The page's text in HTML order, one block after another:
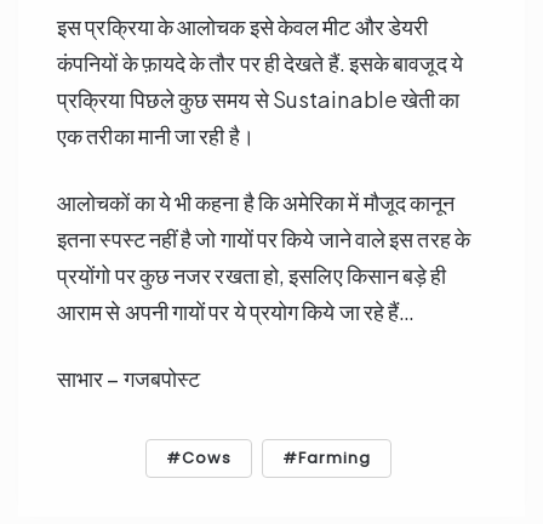
इस प्रक्रिया के आलोचक इसे केवल मीट और डेयरी
कंपनियों के फ़ायदे के तौर पर ही देखते हैं. इसके बावजूद ये
प्रक्रिया पिछले कुछ समय से Sustainable खेती का
एक तरीका मानी जा रही है।
आलोचकों का ये भी कहना है कि अमेरिका में मौजूद कानून
इतना स्पस्ट नहीं है जो गायों पर किये जाने वाले इस तरह के
प्रयोंगो पर कुछ नजर रखता हो, इसलिए किसान बड़े ही
आराम से अपनी गायों पर ये प्रयोग किये जा रहे हैं…
साभार – गजबपोस्ट
Cows Farming